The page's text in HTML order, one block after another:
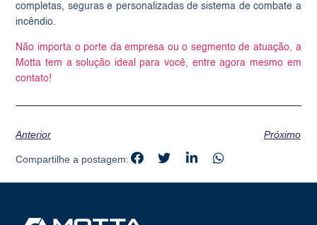
completas, seguras e personalizadas de sistema de combate a
incêndio
Não importa o porte da empresa ou o segmento de atuação, a
Motta tem a solução ideal para você, entre agora mesmo em
contato!
Anterior Próximo
Compartilhe a postagem: